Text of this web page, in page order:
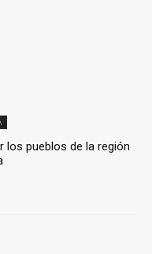
los pueblos de la región